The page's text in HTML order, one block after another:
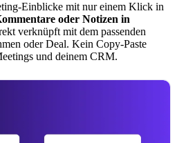
Einblicke mit nur einem Klick in
oder Notizen in
verknüpft mit dem passenden
oder Deal. Kein Copy-Paste
und deinem CRM.